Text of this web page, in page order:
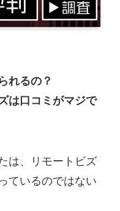
れるの？
は口コミがマジで
は、リモートビズ
ているのではない